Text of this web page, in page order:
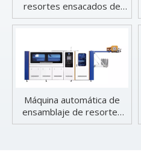
resortes ensacados de
alta velocidad y alta
Máquina automática de
ensamblaje de resortes
ensacados de alta